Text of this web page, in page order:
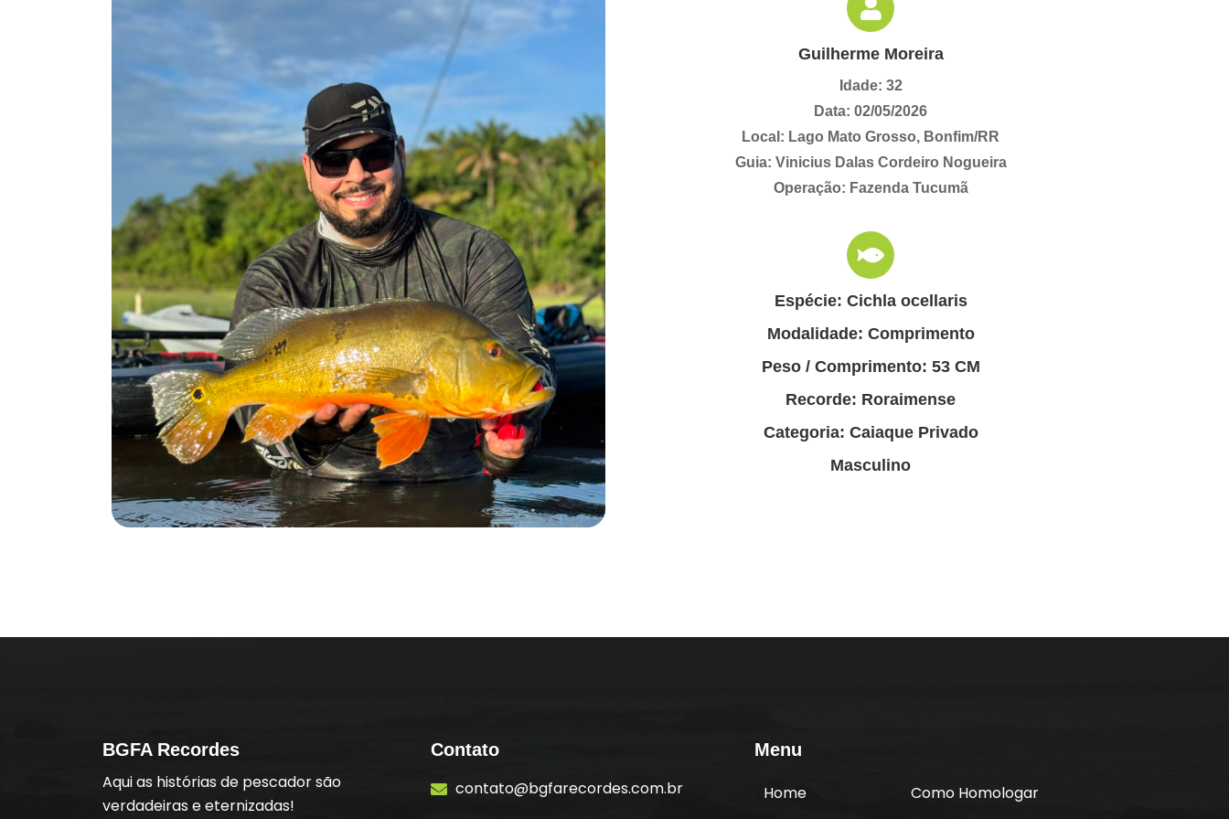
Guilherme Moreira
Idade: 32
Data: 02/05/2026
Local: Lago Mato Grosso, Bonfim/RR
Guia: Vinicius Dalas Cordeiro Nogueira
Operação: Fazenda Tucumã
Espécie: Cichla ocellaris
Modalidade: Comprimento
Peso / Comprimento: 53 CM
Recorde: Roraimense
Categoria: Caiaque Privado
Masculino
BGFA Recordes
Aqui as histórias de pescador são
verdadeiras e eternizadas!
Contato
contato@bgfarecordes.com.br
Menu
Home
Como Homologar